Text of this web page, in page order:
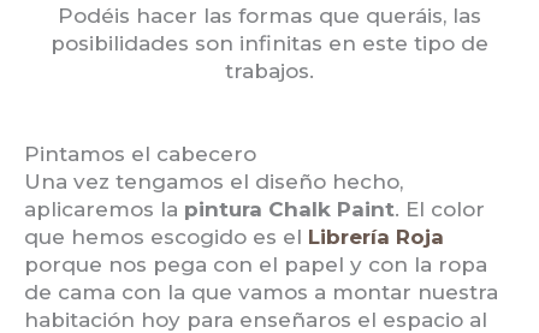
Podéis hacer las formas que queráis, las
posibilidades son infinitas en este tipo de
trabajos.
Pintamos el cabecero
Una vez tengamos el diseño hecho,
aplicaremos la pintura Chalk Paint. El color
que hemos escogido es el Librería Roja
porque nos pega con el papel y con la ropa
de cama con la que vamos a montar nuestra
habitación hoy para enseñaros el espacio al